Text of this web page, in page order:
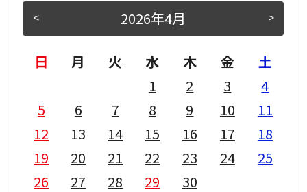
< >
2026年4月
日 月 火 水 木 金
土
1
2 3
4
5
6 7 8 9 10
11
12
13 14 15 16 17
18
19
20 21 22 23 24
25
26
27 28 29 30